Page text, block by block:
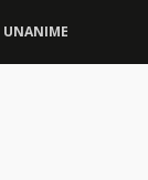
UNANIME